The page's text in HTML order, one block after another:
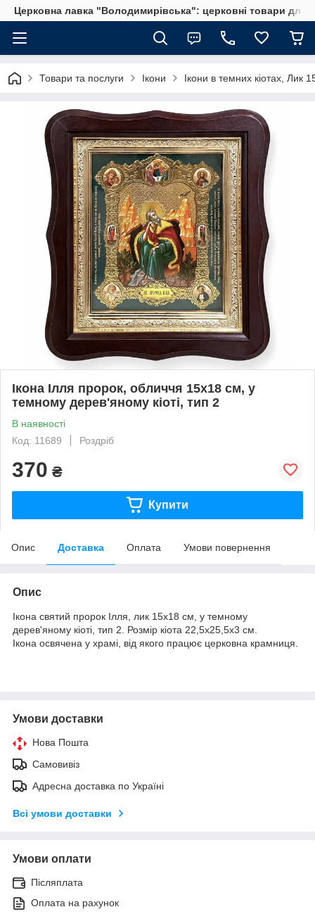
Церковна лавка "Володимирівська": церковні товари для
Товари та послуги Ікони Ікони в темних кіотах, Лик
Ікона Ілля пророк, обличчя 15х18 см, у
темному дерев'яному кіоті, тип 2
В наявності
Код: 11689
Роздріб
370 ₴
Купити
Опис Доставка Оплата Умови повернення
Опис
Ікона святий пророк Ілля, лик 15х18 см, у темному
дерев'яному кіоті, тип 2. Розмір кіота 22,5х25,5х3 см.
Ікона освячена у храмі, від якого працює церковна крамниця.
Умови доставки
Нова Пошта
Самовивіз
Адресна доставка по Україні
Всі умови доставки
Умови оплати
Післяплата
Оплата на рахунок